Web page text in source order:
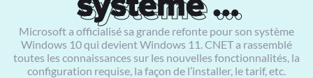
Microsoft a officialisé sa grande refonte pour son système
Windows 10 qui devient Windows 11. CNET a rassemblé
toutes les connaissances sur les nouvelles fonctionnalités, la
configuration requise, la façon de l’installer, le tarif, etc.